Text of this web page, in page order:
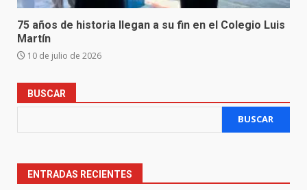
75 años de historia llegan a su fin en el Colegio Luis
Martín
10 de julio de 2026
BUSCAR
BUSCAR
ENTRADAS RECIENTES